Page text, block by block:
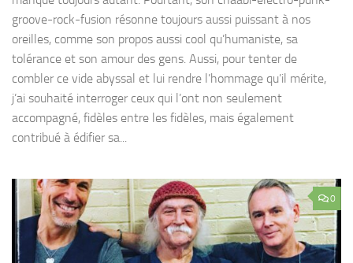
groove-rock-fusion résonne toujours aussi puissant à nos
oreilles, comme son propos aussi cool qu’humaniste, sa
tolérance et son amour des gens. Aussi, pour tenter de
combler ce vide abyssal et lui rendre l’hommage qu’il mérite,
j’ai souhaité interroger ceux qui l’ont non seulement
accompagné, fidèles entre les fidèles, mais également
contribué à édifier sa...
0